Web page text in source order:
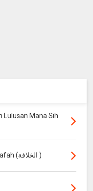
Lulusan Mana Sih
Perbedaan Imarah (الإمارة ) dan Khilafah (الخلافة )